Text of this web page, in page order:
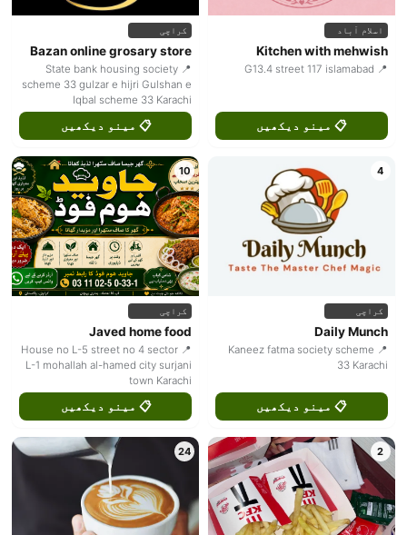
اسلام آباد
Kitchen with mehwish
📍 G13.4 street 117 islamabad
📋 مینو دیکھیں
کراچی
Bazan online grosary store
📍 State bank housing society
scheme 33 gulzar e hijri Gulshan e
Iqbal scheme 33 Karachi
📋 مینو دیکھیں
4
کراچی
Daily Munch
📍 Kaneez fatma society scheme
33 Karachi
📋 مینو دیکھیں
10
کراچی
Javed home food
📍 House no L-5 street no 4 sector
L-1 mohallah al-hamed city surjani
town Karachi
📋 مینو دیکھیں
2
24